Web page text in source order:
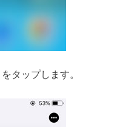
タップします。